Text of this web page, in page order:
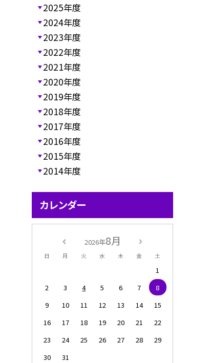
2025年度
2024年度
2023年度
2022年度
2021年度
2020年度
2019年度
2018年度
2017年度
2016年度
2015年度
2014年度
カレンダー
2026年8月
日 月 火 水 木 金 土
1
2
3 4 5 6 7
8
9
10 11 12 13 14
15
16
17 18 19 20 21
22
23
24 25 26 27 28
29
30
31